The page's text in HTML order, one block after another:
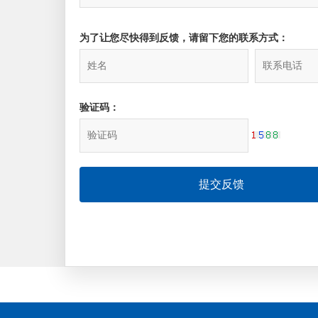
为了让您尽快得到反馈，请留下您的联系方式：
验证码：